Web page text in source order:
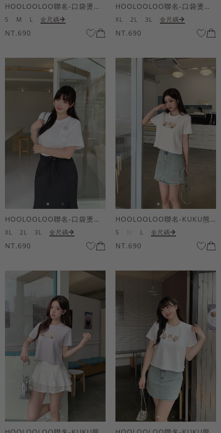
HOOLOOLOO聯名-口袋燙金KUKU熊短袖上衣
S M L 全尺碼
NT.690
HOOLOOLOO聯名-口袋燙金KUKU熊短袖上衣
XL 2L 3L 全尺碼
NT.690
HOOLOOLOO聯名-口袋燙金KUKU熊短袖上衣
XL 2L 3L 全尺碼
NT.690
HOOLOOLOO聯名-KUKU熊蝴蝶結短袖上衣
S L 全尺碼
NT.690